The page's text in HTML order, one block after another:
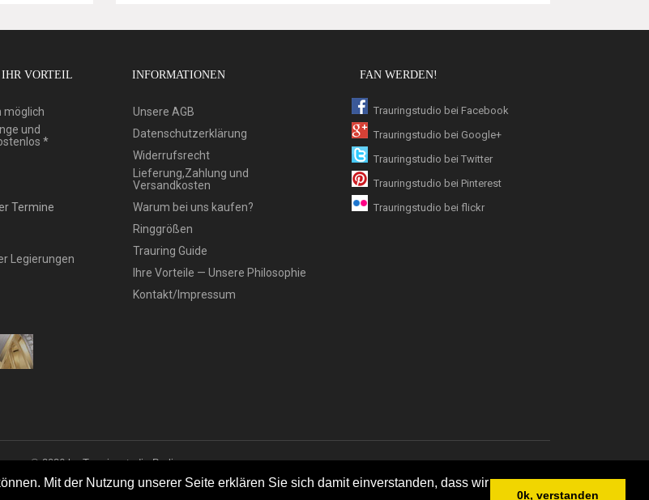
Mit der Nutzung unserer Seite erklären Sie sich damit einverstanden, dass wir
0k, verstanden
VORTEIL
möglich
und
*
Termine
Legierungen
INFORMATIONEN
Unsere AGB
Datenschutzerklärung
Widerrufsrecht
Lieferung,Zahlung und
Versandkosten
Warum bei uns kaufen?
Ringgrößen
Trauring Guide
Ihre Vorteile — Unsere Philosophie
Kontakt/Impressum
FAN WERDEN!
Trauringstudio bei Facebook
Trauringstudio bei Google+
Trauringstudio bei Twitter
Trauringstudio bei Pinterest
Trauringstudio bei flickr
© 2026 by Trauringstudio Berlin
Hersteller Kontakt/Impressum Aktionen | News Sitemap